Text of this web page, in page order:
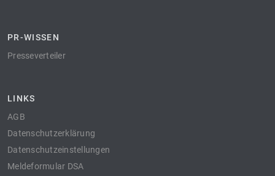
PR-WISSEN
Presseverteiler
LINKS
AGB
Datenschutzerklärung
Datenschutzeinstellungen
Meldeformular DSA